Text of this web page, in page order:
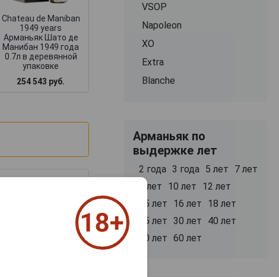
Chateau de Maniban
1949 years
Арманьяк Шато де
Манибан 1949 года
0.7л в деревянной
упаковке
254 543 руб.
VSOP
Napoleon
XO
Extra
Blanche
Арманьяк по
выдержке лет
2 года 3 года 5 лет
7 лет
8 лет
10 лет
12 лет
15 лет
16 лет
18 лет
25 лет 30 лет
40 лет
50 лет 60 лет